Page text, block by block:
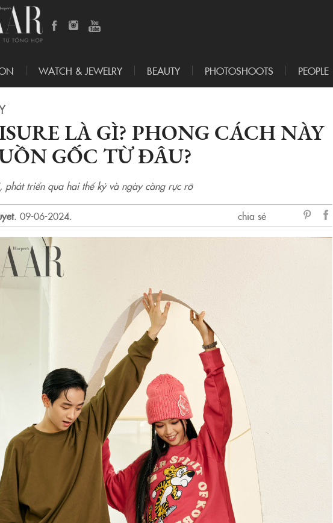
WATCH & JEWELRY BEAUTY PHOTOSHOOTS PEOPLE
LÀ GÌ? PHONG CÁCH NÀY
GỐC TỪ ĐÂU?
phát triển qua hai thế kỷ và ngày càng rực rỡ
. 09-06-2024.
chia sẻ